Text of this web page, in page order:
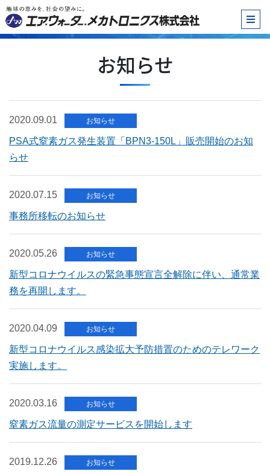
お知らせ
2020.09.01 お知らせ
PSA式窒素ガス発生装置「BPN3-150L」販売開始のお知
らせ
2020.07.15 お知らせ
事務所移転のお知らせ
2020.05.26 お知らせ
新型コロナウイルスの緊急事態宣言全解除に伴い、通常業
務を再開します。
2020.04.09 お知らせ
新型コロナウイルス感染拡大予防措置のためのテレワーク
実施します。
2020.03.16 お知らせ
窒素ガス流量の測定サービスを開始します
2019.12.26 お知らせ